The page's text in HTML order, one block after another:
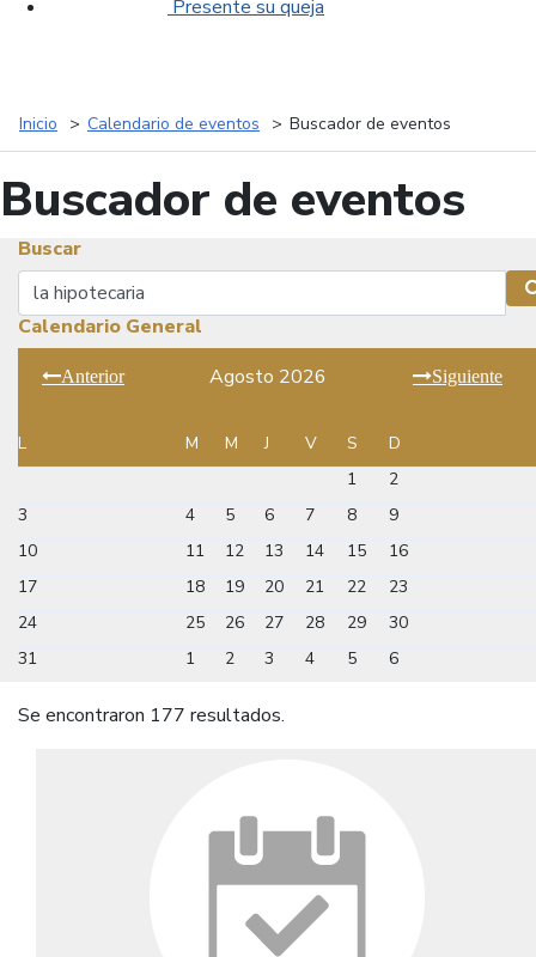
Presente su queja
Inicio Calendario de eventos Buscador de eventos
Buscador de eventos
Buscar
Buscar
Calendario General
Anterior Agosto 2026 Siguiente
L M M J V S
D
1
2
3
4 5 6 7 8
9
10
11 12 13 14 15
16
17
18 19 20 21 22
23
24
25 26 27 28 29
30
31
1 2 3 4 5 6
Se encontraron 177 resultados.